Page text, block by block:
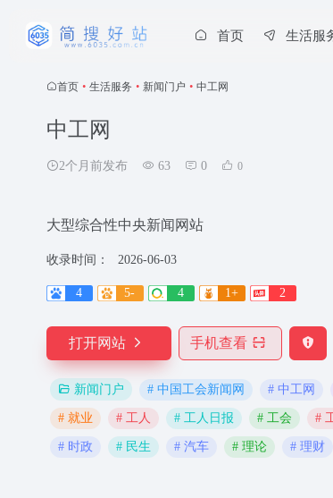
首页 生活服
首页 • 生活服务 • 新闻门户 • 中工网
中工网
2个月前发布 63 0 0
大型综合性中央新闻网站
收录时间： 2026-06-03
4 5- 4 1+ 2
打开网站 手机查看
新闻门户 # 中国工会新闻网 # 中工网
# 就业 # 工人 # 工人日报 # 工会 #
# 时政 # 民生 # 汽车 # 理论 # 理财